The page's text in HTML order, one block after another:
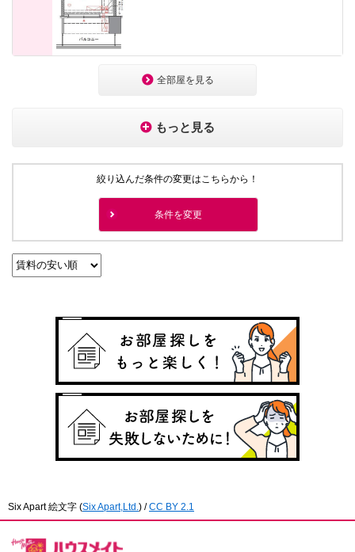
全部屋を見る
もっと見る
絞り込んだ条件の変更はこちらから！
条件を変更
Six Apart 絵文字 (Six Apart,Ltd. ) /CC BY 2.1